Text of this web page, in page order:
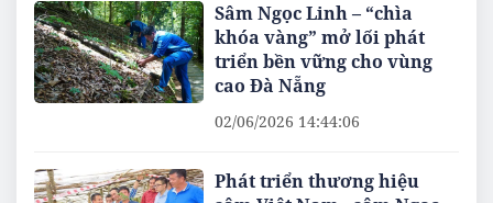
Sâm Ngọc Linh – “chìa
khóa vàng” mở lối phát
triển bền vững cho vùng
cao Đà Nẵng
02/06/2026 14:44:06
Phát triển thương hiệu